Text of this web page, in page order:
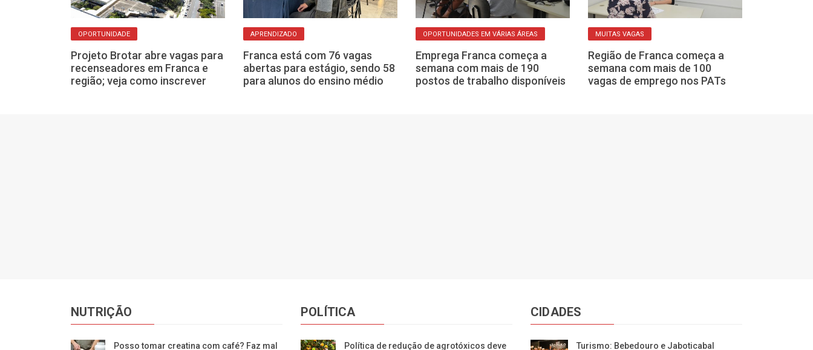
OPORTUNIDADE
Projeto Brotar abre vagas para
recenseadores em Franca e
região; veja como inscrever
APRENDIZADO
Franca está com 76 vagas
abertas para estágio, sendo 58
para alunos do ensino médio
OPORTUNIDADES EM VÁRIAS ÁREAS
Emprega Franca começa a
semana com mais de 190
postos de trabalho disponíveis
MUITAS VAGAS
Região de Franca começa a
semana com mais de 100
vagas de emprego nos PATs
NUTRIÇÃO
Posso tomar creatina com café? Faz mal
POLÍTICA
Política de redução de agrotóxicos deve
CIDADES
Turismo: Bebedouro e Jaboticabal